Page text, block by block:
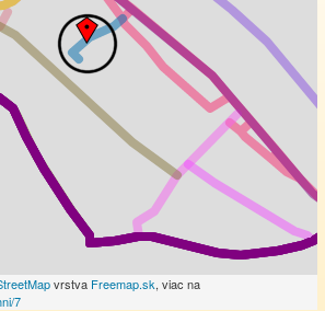
vrstva Freemap.sk, viac na
7